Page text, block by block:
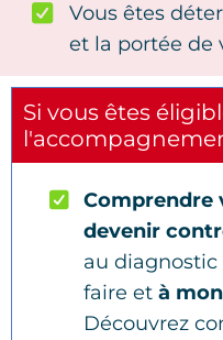
Vous êtes
et la portée de
Si vous êtes
Comprendre
devenir
au diagnostic
faire et à
Découvrez